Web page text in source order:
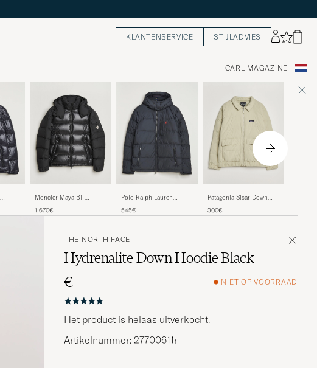
KLANTENSERVICE STIJLADVIES
CARL MAGAZINE
Moncler Maya Bi-
1 670€
Polo Ralph Lauren
Polo Black
545€
Patagonia Sisar Down
300€
Hooded
THE NORTH FACE
Hydrenalite Down Hoodie Black
€
NIET OP VOORRAAD
Het product is helaas uitverkocht.
Artikelnummer: 27700611r